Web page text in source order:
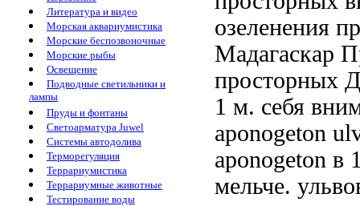
Литература и видео
Морская аквариумистика
Морские беспозвоночные
Морские рыбы
Освещение
Подводные светильники и
лампы
Пруды и фонтаны
Светоарматура Juwel
Системы автодолива
Терморегуляция
Террариумистика
Террариумные животные
Тестирование воды
озеленения
Мадагаскар
просторных
1 м. себя
aponogeton
aponogeton в
мельче.